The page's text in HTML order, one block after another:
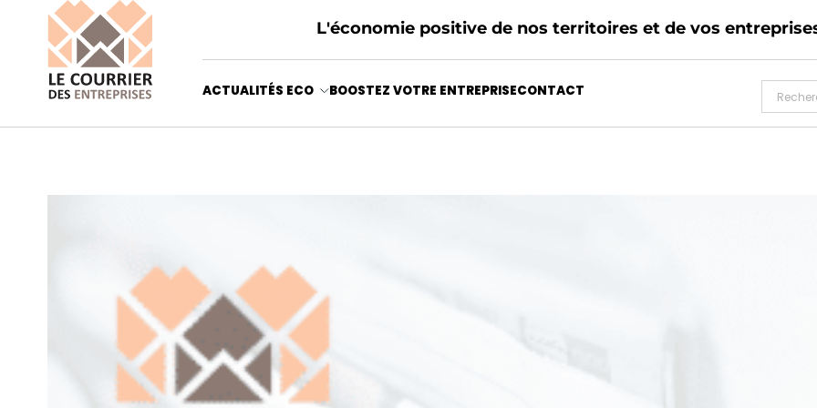
L'économie positive de nos territoires et de vos
ACTUALITÉS ECO BOOSTEZ VOTRE ENTREPRISECONTACT